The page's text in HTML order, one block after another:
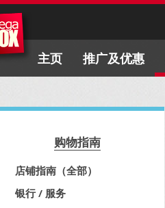
主页 推广及优惠
购物指南
店铺指南（全部）
银行 / 服务